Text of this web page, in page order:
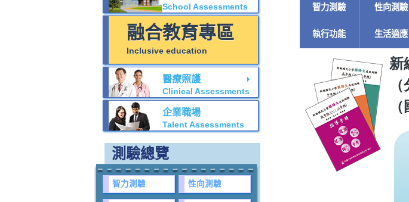
智力測驗 性向測驗
執行功能 生活適應
School Assessments
融合教育專區
Inclusive education
醫療照護
Clinical Assessments
企業職場
Talent Assessments
測驗總覽
智力測驗 性向測驗